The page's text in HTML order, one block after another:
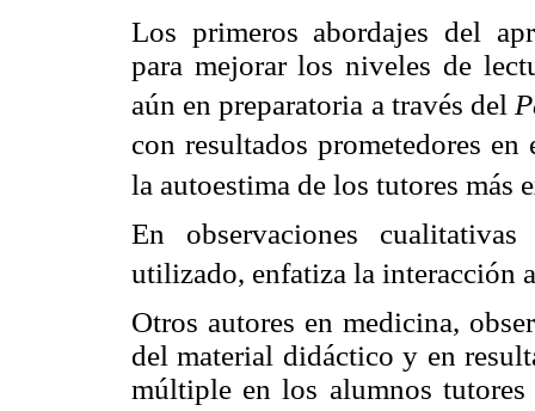
Los primeros abordajes del
para mejorar los niveles de
aún en preparatoria a través del
con resultados prometedores en
la autoestima de los tutores más
En observaciones
utilizado, enfatiza la interacción
Otros autores en medicina,
del material didáctico y en
múltiple en los alumnos